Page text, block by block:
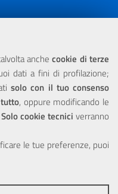
anchecookie di terze
dati a fini di profilazione;
solo con il tuo consenso
, oppure modificando le
Solo cookie tecnici verranno
le tue preferenze, puoi
finanziaria dell'Unione
2000/2006 Misura 6.05 -